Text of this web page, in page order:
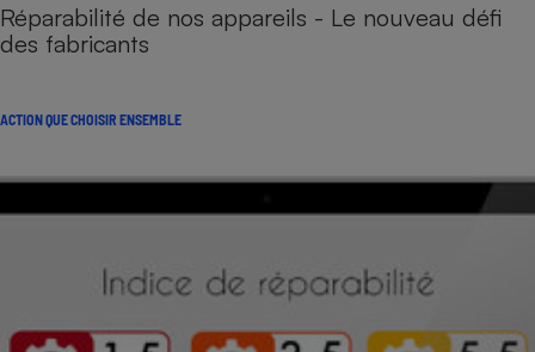
Réparabilité de nos appareils - Le nouveau défi
des fabricants
ACTION QUE CHOISIR ENSEMBLE